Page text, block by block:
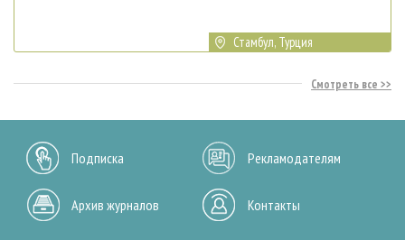
Стамбул, Турция
Смотреть все
Подписка Рекламодателям
Архив журналов Контакты